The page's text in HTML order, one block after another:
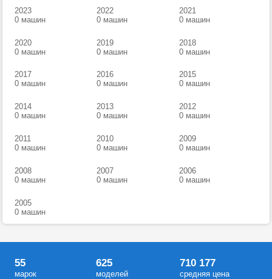
2023
0 машин
2022
0 машин
2021
0 машин
2020
0 машин
2019
0 машин
2018
0 машин
2017
0 машин
2016
0 машин
2015
0 машин
2014
0 машин
2013
0 машин
2012
0 машин
2011
0 машин
2010
0 машин
2009
0 машин
2008
0 машин
2007
0 машин
2006
0 машин
2005
0 машин
55
марок
625
моделей
710 177
средняя цена